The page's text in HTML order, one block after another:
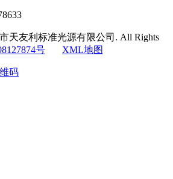
天友利标准光源有限公司. All Rights
号 XML地图
码